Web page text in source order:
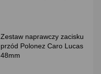
Zestaw naprawczy zacisku
przód Polonez Caro Lucas
48mm